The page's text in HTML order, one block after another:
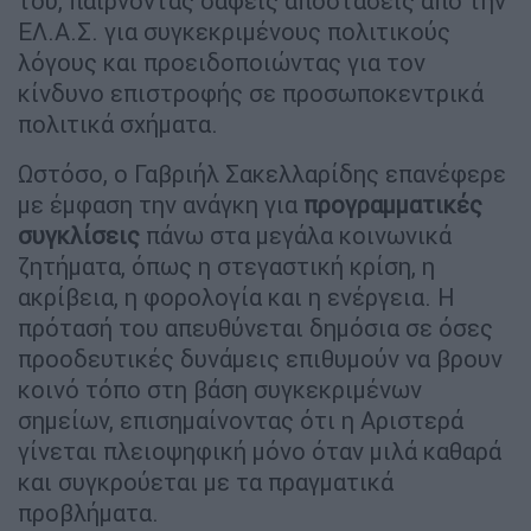
ΕΛ.Α.Σ. για συγκεκριμένους πολιτικούς
λόγους και προειδοποιώντας για τον
κίνδυνο επιστροφής σε προσωποκεντρικά
πολιτικά σχήματα.
Ωστόσο, ο Γαβριήλ Σακελλαρίδης επανέφερε
με έμφαση την ανάγκη για προγραμματικές
συγκλίσεις πάνω στα μεγάλα κοινωνικά
ζητήματα, όπως η στεγαστική κρίση, η
ακρίβεια, η φορολογία και η ενέργεια. Η
πρότασή του απευθύνεται δημόσια σε όσες
προοδευτικές δυνάμεις επιθυμούν να βρουν
κοινό τόπο στη βάση συγκεκριμένων
σημείων, επισημαίνοντας ότι η Αριστερά
γίνεται πλειοψηφική μόνο όταν μιλά καθαρά
και συγκρούεται με τα πραγματικά
προβλήματα.